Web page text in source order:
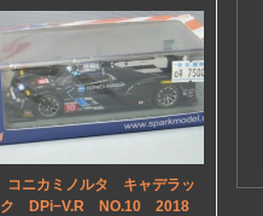
コニカミノルタ キャデラッ
ク DPi−V.R NO.10 2018